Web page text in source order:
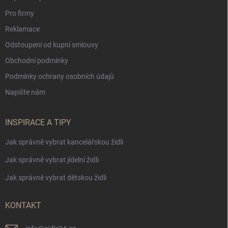
Pro firmy
Reklamace
Odstoupení od kupní smlouvy
Obchodní podmínky
Podmínky ochrany osobních údajů
Napište nám
INSPIRACE A TIPY
Jak správně vybrat kancelářskou židli
Jak správně vybrat jídelní židli
Jak správně vybrat dětskou židli
KONTAKT